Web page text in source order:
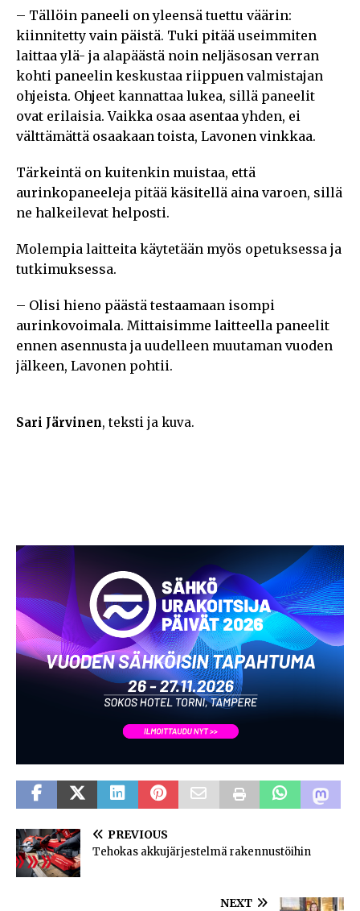
– Tällöin paneeli on yleensä tuettu väärin:
kiinnitetty vain päistä. Tuki pitää useimmiten
laittaa ylä- ja alapäästä noin neljäsosan verran
kohti paneelin keskustaa riippuen valmistajan
ohjeista. Ohjeet kannattaa lukea, sillä paneelit
ovat erilaisia. Vaikka osaa asentaa yhden, ei
välttämättä osaakaan toista, Lavonen vinkkaa.
Tärkeintä on kuitenkin muistaa, että
aurinkopaneeleja pitää käsitellä aina varoen, sillä
ne halkeilevat helposti.
Molempia laitteita käytetään myös opetuksessa ja
tutkimuksessa.
– Olisi hieno päästä testaamaan isompi
aurinkovoimala. Mittaisimme laitteella paneelit
ennen asennusta ja uudelleen muutaman vuoden
jälkeen, Lavonen pohtii.
Sari Järvinen, teksti ja kuva.
PREVIOUS
Tehokas akkujärjestelmä rakennustöihin
NEXT